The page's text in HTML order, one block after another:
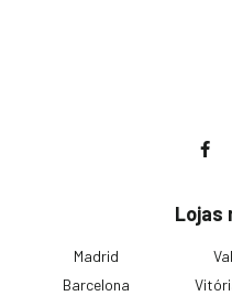
Lojas
Madrid
Barcelona